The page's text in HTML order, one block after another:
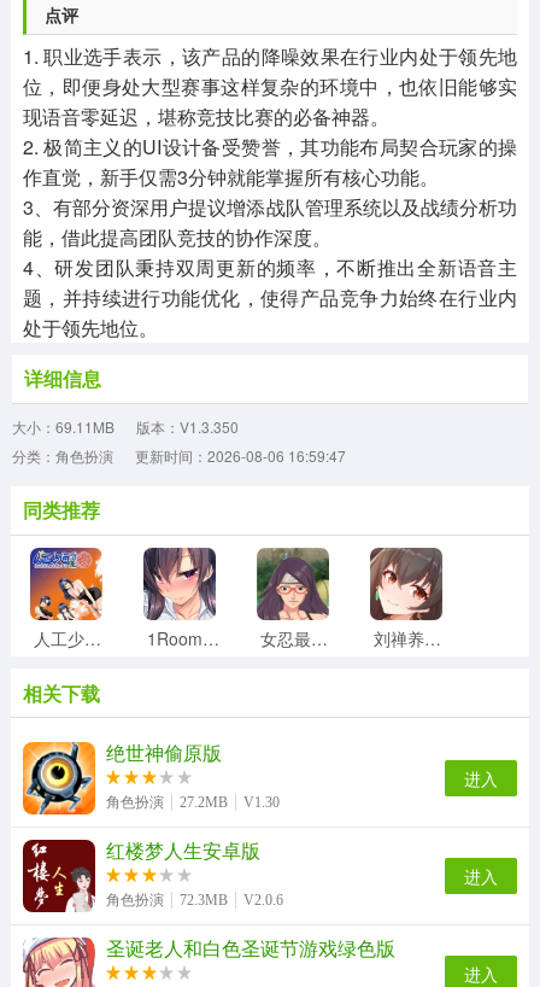
点评
1. 职业选手表示，该产品的降噪效果在行业内处于领先地
位，即便身处大型赛事这样复杂的环境中，也依旧能够实
现语音零延迟，堪称竞技比赛的必备神器。
2. 极简主义的UI设计备受赞誉，其功能布局契合玩家的操
作直觉，新手仅需3分钟就能掌握所有核心功能。
3、有部分资深用户提议增添战队管理系统以及战绩分析功
能，借此提高团队竞技的协作深度。
4、研发团队秉持双周更新的频率，不断推出全新语音主
题，并持续进行功能优化，使得产品竞争力始终在行业内
处于领先地位。
详细信息
大小：69.11MB
版本：V1.3.350
分类：角色扮演
更新时间：2026-08-06 16:59:47
同类推荐
人工少女3手机最新版 1Room官方版 女忍最后的战争手游直装版 刘禅养成计划原版
史莱姆牧场最新免费版 小巷子里的秘密事情直装版
轩辕剑3外传天之痕手机最新版 pixelbunny手游直装版
滚滚方块游戏纯净版 小黄人生存正版 3D定制女仆手机免费版 materialgirl无广告版
相关下载
绝世神偷原版
角色扮演 27.2MB V1.30
进入
红楼梦人生安卓版
角色扮演 72.3MB V2.0.6
进入
圣诞老人和白色圣诞节游戏绿色版
进入